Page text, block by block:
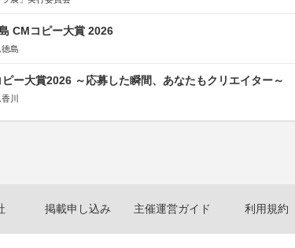
CMコピー大賞 2026
島
ー大賞2026 ～応募した瞬間、あなたもクリエイター～
川
掲載申し込み 主催運営ガイド 利用規約